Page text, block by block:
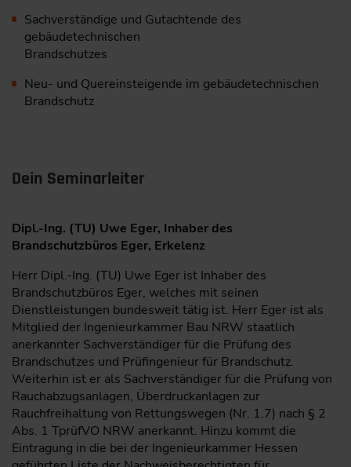
Sachverständige und Gutachtende des
gebäudetechnischen
Brandschutzes
Neu- und Quereinsteigende im gebäudetechnischen
Brandschutz
Dein Seminarleiter
Dipl.-Ing. (TU) Uwe Eger, Inhaber des
Brandschutzbüros Eger, Erkelenz
Herr Dipl.-Ing. (TU) Uwe Eger ist Inhaber des
Brandschutzbüros Eger, welches mit seinen
Dienstleistungen bundesweit tätig ist. Herr Eger ist als
Mitglied der Ingenieurkammer Bau NRW staatlich
anerkannter Sachverständiger für die Prüfung des
Brandschutzes und Prüfingenieur für Brandschutz.
Weiterhin ist er als Sachverständiger für die Prüfung von
Rauchabzugsanlagen, Überdruckanlagen zur
Rauchfreihaltung von Rettungswegen (Nr. 1.7) nach § 2
Abs. 1 TprüfVO NRW anerkannt. Hinzu kommt die
Eintragung in die bei der Ingenieurkammer Hessen